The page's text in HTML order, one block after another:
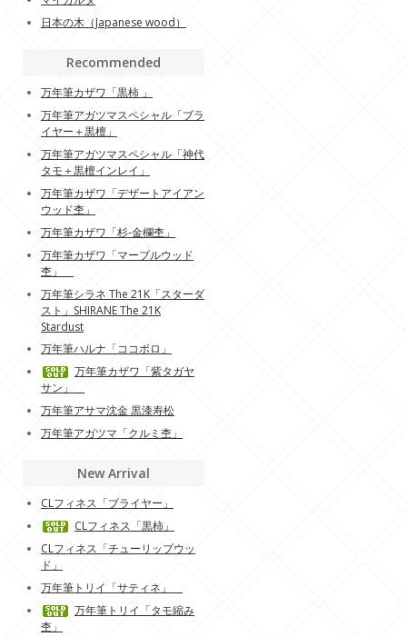
日本の木（Japanese wood）
Recommended
万年筆カザワ「黒柿 」
万年筆アガツマスペシャル「ブラ
イヤー＋黒檀」
万年筆アガツマスペシャル「神代
タモ＋黒檀インレイ」
万年筆カザワ「デザートアイアン
ウッド杢」
万年筆カザワ「杉-金欄杢」
万年筆カザワ「マーブルウッド
杢」
万年筆シラネ The 21K「スターダ
スト」SHIRANE The 21K
Stardust
万年筆ハルナ「ココボロ」
万年筆カザワ「紫タガヤ
サン」
万年筆アサマ沈金 黒漆寿松
万年筆アガツマ「クルミ杢」
New Arrival
CLフィネス「ブライヤー」
CLフィネス「黒柿」
CLフィネス「チューリップウッ
ド」
万年筆トリイ「サティネ」
万年筆トリイ「タモ縮み
杢」